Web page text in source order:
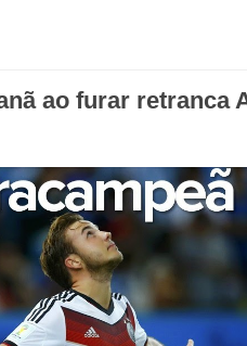
ao furar retranca